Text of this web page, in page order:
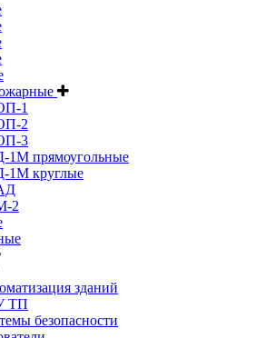
1
2
3
1М прямоугольные
1М круглые
2
зданий
ТП
безопасности